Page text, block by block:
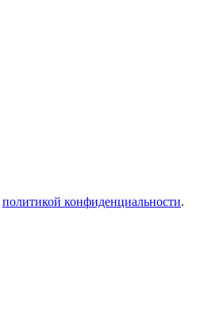
политикой конфиденциальности.